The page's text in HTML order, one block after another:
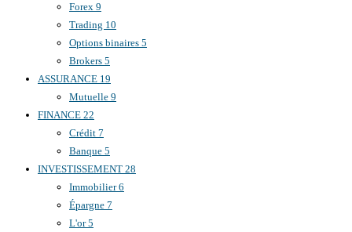
Forex 9
Trading 10
Options binaires 5
Brokers 5
ASSURANCE 19
Mutuelle 9
FINANCE 22
Crédit 7
Banque 5
INVESTISSEMENT 28
Immobilier6
Épargne 7
L'or5